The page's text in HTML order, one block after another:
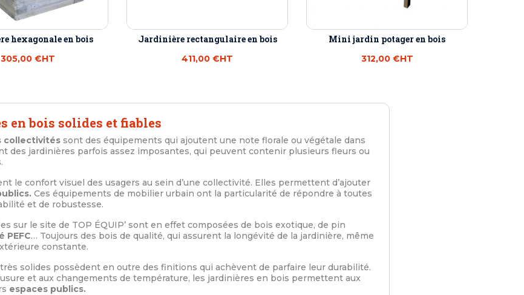
hexagonale en bois
305,00 €HT
Jardinière rectangulaire en bois
411,00 €HT
Mini jardin potager en bois
312,00 €HT
en bois solides et fiables
collectivités sont des équipements qui ajoutent une note florale ou végétale dans
des jardinières parfois assez imposantes, qui peuvent contenir plusieurs fleurs ou
le confort visuel des usagers au sein d’une collectivité. Elles permettent d’ajouter
Ces équipements de mobilier urbain ont la particularité de répondre à toutes
et de robustesse.
sur le site de TOP ÉQUIP’ sont en effet composées de bois exotique, de pin
PEFC… Toujours des bois de qualité, qui assurent la longévité de la jardinière, même
constante.
très solides possèdent en outre des finitions qui achèvent de parfaire leur durabilité.
et aux changements de température, les jardinières en bois permettent aux
espaces publics.